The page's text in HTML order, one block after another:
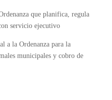
que planifica, regula
servicio ejecutivo
a la Ordenanza para la
municipales y cobro de